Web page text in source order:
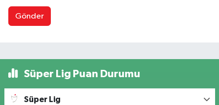
Gönder
Süper Lig Puan Durumu
Süper Lig